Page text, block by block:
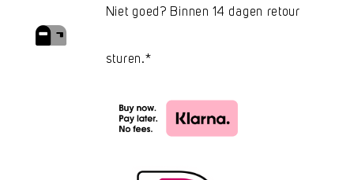
Niet goed? Binnen 14 dagen retour
sturen.*